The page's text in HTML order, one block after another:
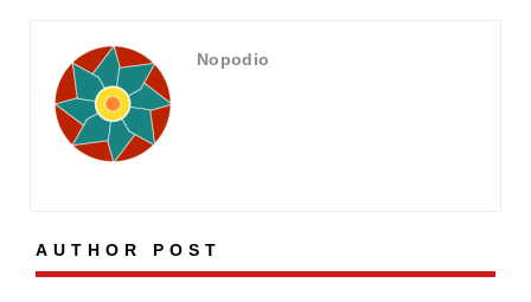
Nopodio
AUTHOR POST